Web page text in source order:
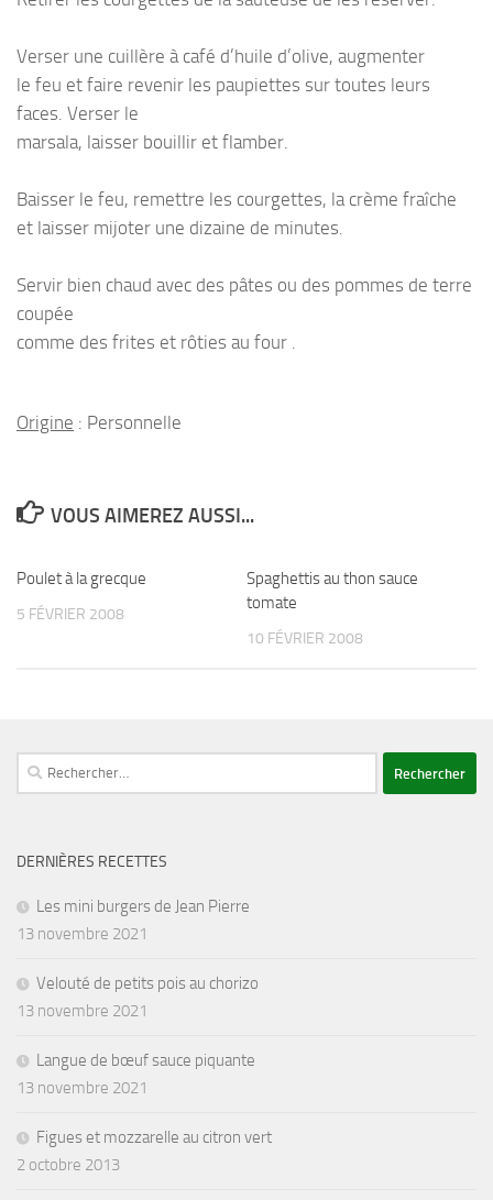
Verser une cuillère à café d’huile d’olive, augmenter
le feu et faire revenir les paupiettes sur toutes leurs
faces. Verser le
marsala, laisser bouillir et flamber.
Baisser le feu, remettre les courgettes, la crème fraîche
et laisser mijoter une dizaine de minutes.
Servir bien chaud avec des pâtes ou des pommes de terre
coupée
comme des frites et rôties au four .
Origine : Personnelle
VOUS AIMEREZ AUSSI...
Poulet à la grecque
5 FÉVRIER 2008
Spaghettis au thon sauce
tomate
10 FÉVRIER 2008
Rechercher :
DERNIÈRES RECETTES
Les mini burgers de Jean Pierre
13 novembre 2021
Velouté de petits pois au chorizo
13 novembre 2021
Langue de bœuf sauce piquante
13 novembre 2021
Figues et mozzarelle au citron vert
2 octobre 2013